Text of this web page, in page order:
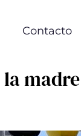
Contacto
madre